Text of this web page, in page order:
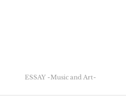
ESSAY -Music and Art-